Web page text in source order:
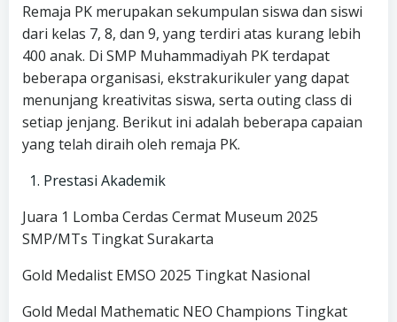
Remaja PK merupakan sekumpulan siswa dan siswi
dari kelas 7, 8, dan 9, yang terdiri atas kurang lebih
400 anak. Di SMP Muhammadiyah PK terdapat
beberapa organisasi, ekstrakurikuler yang dapat
menunjang kreativitas siswa, serta outing class di
setiap jenjang. Berikut ini adalah beberapa capaian
yang telah diraih oleh remaja PK.
Prestasi Akademik
Juara 1 Lomba Cerdas Cermat Museum 2025
SMP/MTs Tingkat Surakarta
Gold Medalist EMSO 2025 Tingkat Nasional
Gold Medal Mathematic NEO Champions Tingkat